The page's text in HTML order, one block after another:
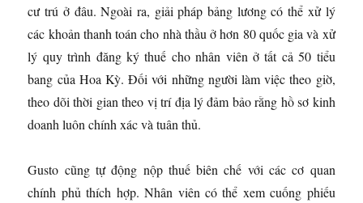
cư trú ở đâu. Ngoài ra, giải pháp bảng lương có thể xử lý
các khoản thanh toán cho nhà thầu ở hơn 80 quốc gia và xử
lý quy trình đăng ký thuế cho nhân viên ở tất cả 50 tiểu
bang của Hoa Kỳ. Đối với những người làm việc theo giờ,
theo dõi thời gian theo vị trí địa lý đảm bảo rằng hồ sơ kinh
doanh luôn chính xác và tuân thủ.
Gusto cũng tự động nộp thuế biên chế với các cơ quan
chính phủ thích hợp. Nhân viên có thể xem cuống phiếu